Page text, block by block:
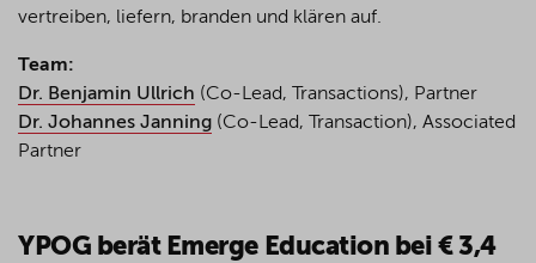
vertreiben, liefern, branden und klären auf.
Team:
Dr. Benjamin Ullrich (Co-Lead, Transactions), Partner
Dr. Johannes Janning (Co-Lead, Transaction), Associated
Partner
YPOG berät Emerge Education bei € 3,4